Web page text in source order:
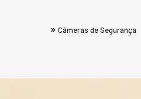
Câmeras de Segurança